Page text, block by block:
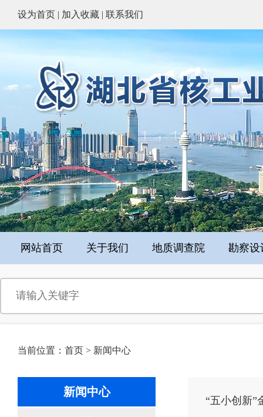
设为首页 | 加入收藏 | 联系我们
网站首页 关于我们 地质调查院 勘察设
当前位置： 首页 > 新闻中心
新闻中心
“五小创新”